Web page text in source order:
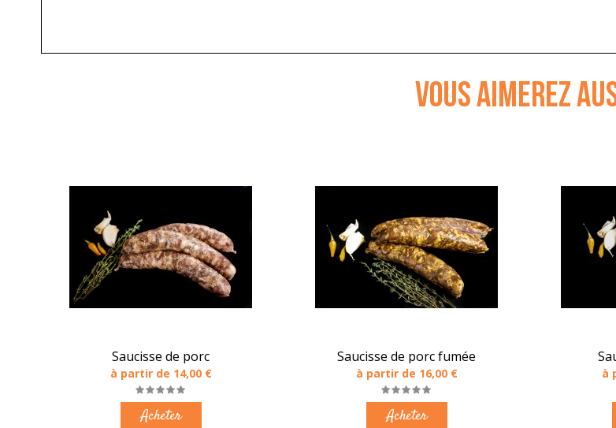
VOUS AIMEREZ
Saucisse de porc
à partir de 14,00 €
Acheter
Saucisse de porc fumée
à partir de 16,00 €
Acheter
à